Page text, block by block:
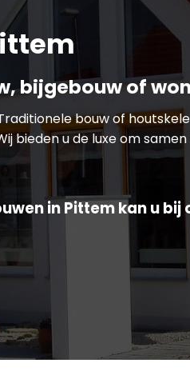
bijgebouw of
bouw of
bieden u de luxe om
in Pittem kan u